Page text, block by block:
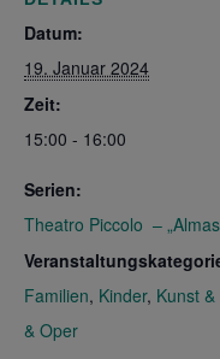
Datum:
19. Januar 2024
Zeit:
15:00 - 16:00
Serien:
Theatro Piccolo –
Familien, Kinder, Kunst
& Oper